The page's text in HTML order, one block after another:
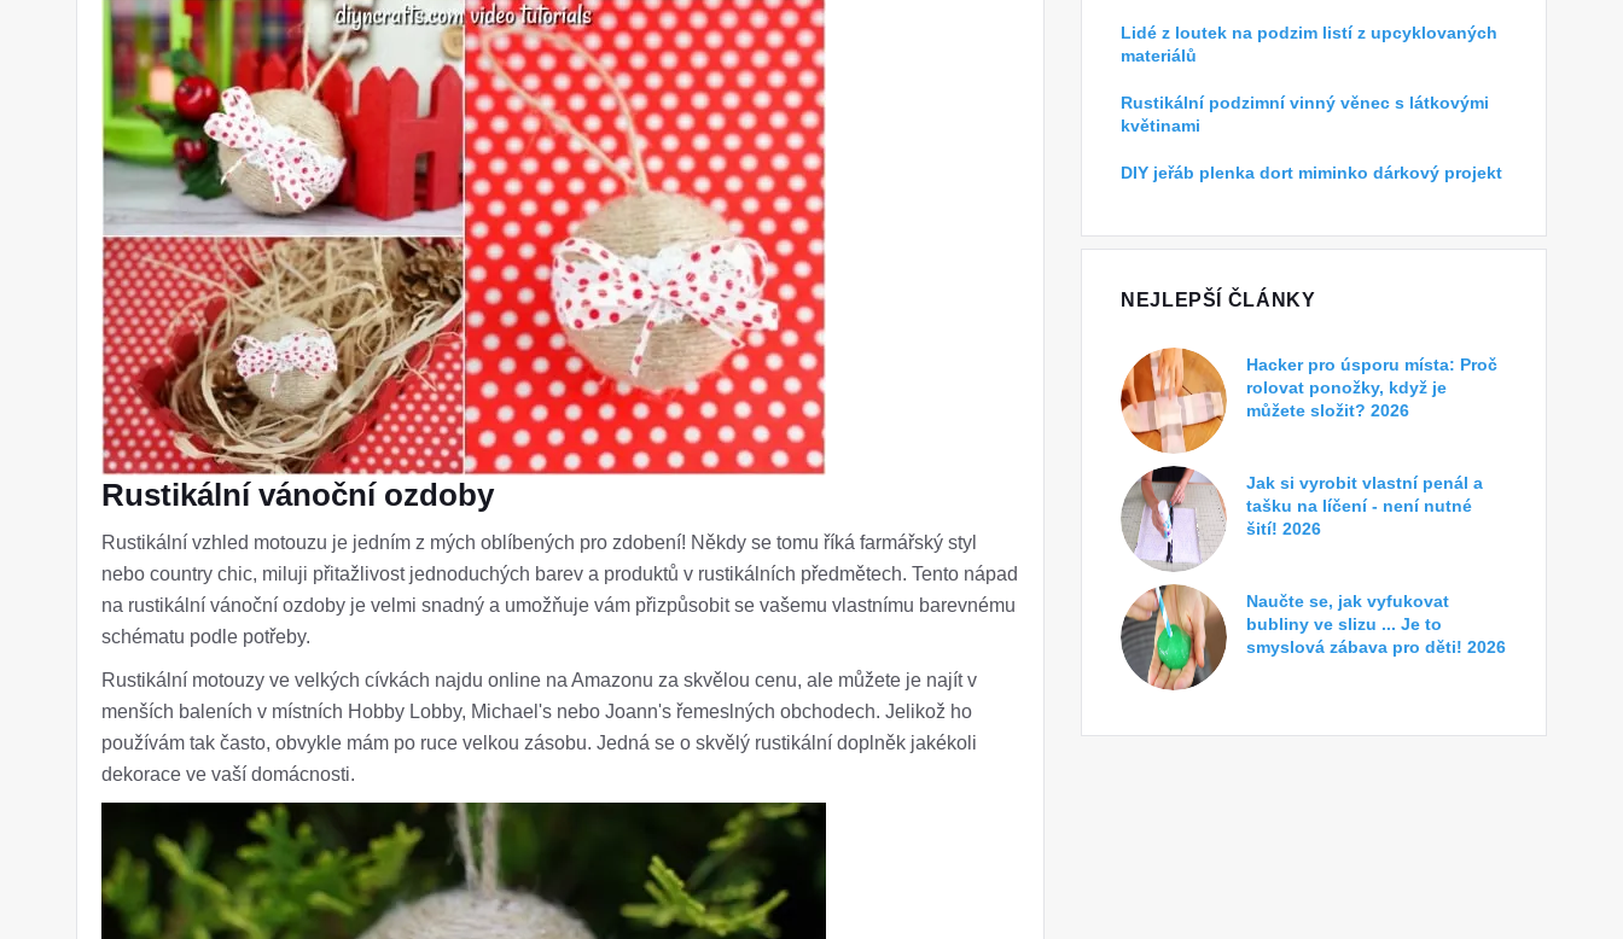
Rustikální vánoční ozdoby
Rustikální vzhled motouzu je jedním z mých oblíbených pro zdobení! Někdy se tomu říká farmářský styl
nebo country chic, miluji přitažlivost jednoduchých barev a produktů v rustikálních předmětech. Tento nápad
na rustikální vánoční ozdoby je velmi snadný a umožňuje vám přizpůsobit se vašemu vlastnímu barevnému
schématu podle potřeby.
Rustikální motouzy ve velkých cívkách najdu online na Amazonu za skvělou cenu, ale můžete je najít v
menších baleních v místních Hobby Lobby, Michael's nebo Joann's řemeslných obchodech. Jelikož ho
používám tak často, obvykle mám po ruce velkou zásobu. Jedná se o skvělý rustikální doplněk jakékoli
dekorace ve vaší domácnosti.
Lidé z loutek na podzim listí z upcyklovaných
materiálů
Rustikální podzimní vinný věnec s látkovými
květinami
DIY jeřáb plenka dort miminko dárkový projekt
NEJLEPŠÍ ČLÁNKY
Hacker pro úsporu místa: Proč
rolovat ponožky, když je
můžete složit? 2026
Jak si vyrobit vlastní penál a
tašku na líčení - není nutné
šití! 2026
Naučte se, jak vyfukovat
bubliny ve slizu ... Je to
smyslová zábava pro děti! 2026